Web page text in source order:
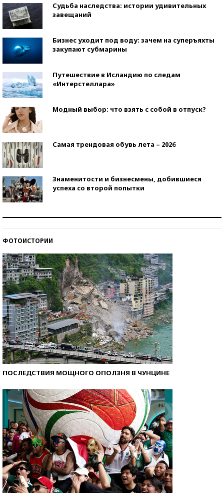
Судьба наследства: истории удивительных
завещаний
Бизнес уходит под воду: зачем на суперъяхты
закупают субмарины
Путешествие в Исландию по следам
«Интерстеллара»
Модный выбор: что взять с собой в отпуск?
Самая трендовая обувь лета – 2026
Знаменитости и бизнесмены, добившиеся
успеха со второй попытки
ФОТОИСТОРИИ
ПОСЛЕДСТВИЯ МОЩНОГО ОПОЛЗНЯ В ЧУНЦИНЕ